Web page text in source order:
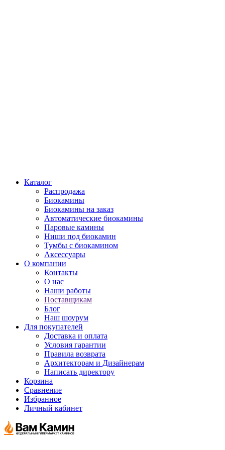
Каталог
Распродажа
Биокамины
Биокамины на заказ
Автоматические биокамины
Паровые камины
Ниши под биокамин
Тумбы с биокамином
Аксессуары
О компании
Контакты
О нас
Наши работы
Поставщикам
Блог
Наш шоурум
Для покупателей
Доставка и оплата
Условия гарантии
Правила возврата
Архитекторам и Дизайнерам
Написать директору
Корзина
Сравнение
Избранное
Личный кабинет